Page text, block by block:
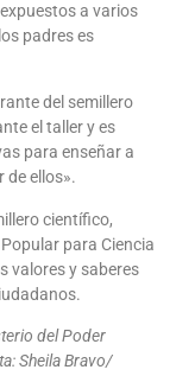
a varios
padres es
del semillero
el taller y es
para enseñar a
de ellos».
científico,
para Ciencia
valores y saberes
del Poder
Sheila Bravo/